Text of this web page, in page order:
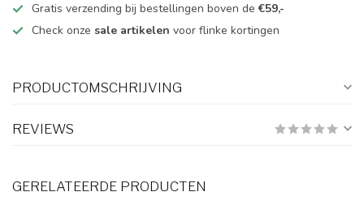
Gratis verzending bij bestellingen boven de€59,-
Check onze sale artikelen voor flinke kortingen
PRODUCTOMSCHRIJVING
REVIEWS
GERELATEERDE PRODUCTEN